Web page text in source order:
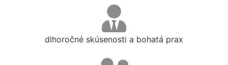
dlhoročné skúsenosti a bohatá prax